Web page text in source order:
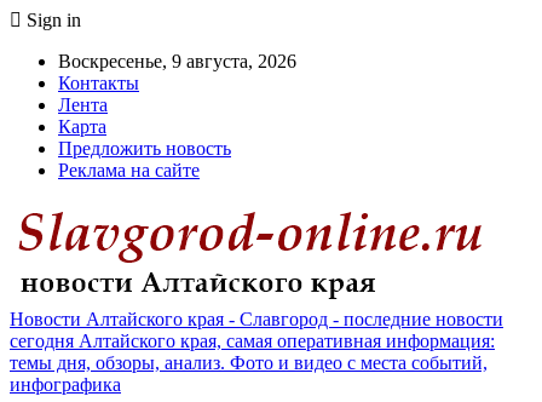
Sign in
Воскресенье, 9 августа, 2026
Контакты
Лента
Карта
Предложить новость
Реклама на сайте
Новости Алтайского края - Славгород - последние новости
сегодня Алтайского края, самая оперативная информация:
темы дня, обзоры, анализ. Фото и видео с места событий,
инфографика